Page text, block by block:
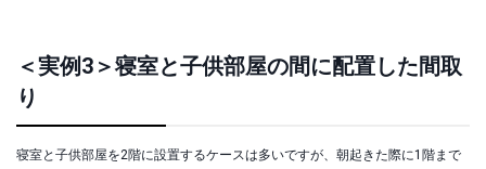
＜実例3＞寝室と子供部屋の間に配置した間取
り
寝室と子供部屋を2階に設置するケースは多いですが、朝起きた際に1階まで